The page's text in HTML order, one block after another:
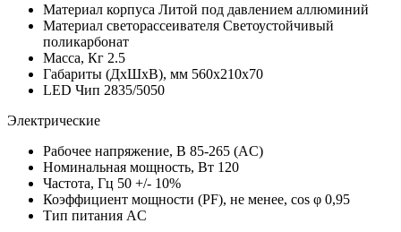
Материал корпуса Литой под давлением аллюминий
Материал светорассеивателя Светоустойчивый
поликарбонат
Масса, Кг 2.5
Габариты (ДхШхВ), мм 560х210х70
LED Чип 2835/5050
Электрические
Рабочее напряжение, В 85-265 (AC)
Номинальная мощность, Вт 120
Частота, Гц 50 +/- 10%
Коэффициент мощности (PF), не менее, cos φ 0,95
Тип питания AC